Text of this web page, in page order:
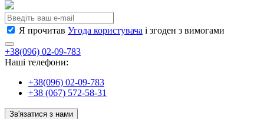
Я прочитав Угода користувача і згоден з вимогами
+38(096) 02-09-783
Наші телефони:
+38(096) 02-09-783
+38 (067) 572-58-31
Зв'язатися з нами